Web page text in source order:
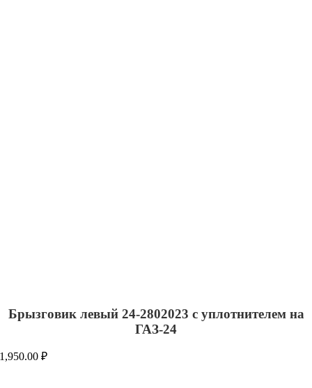
Брызговик левый 24-2802023 с уплотнителем на
ГАЗ-24
1,950.00₽